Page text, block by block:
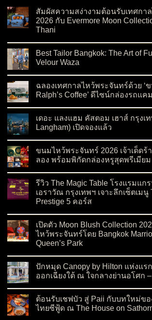
สัมผัสความสง่างามต้อนรับเทศกา
2026 กับ Evermore Moon
Thani
Best Tailor Bangkok: The Art of
Velour Waza
ฉลองเทศกาลไหว้พระจันทร์ด้วย ‘
Ralph’s Coffee’ ดีไซน์กล่องรถแ
เดอะ แลงแฮม คัสตอม เฮาส์ กรุงเ
Langham) เปิดจองแล้ว
ขนมไหว้พระจันทร์ 2026 เจ้าเด็ดร้
ลอง พร้อมพิกัดกล่องหรูสุดพรีเมียม
รีวิว The Magic Table โรงแรมแก
เอราวัณ กรุงเทพฯ เจาะลึกเซ็ตเมนู
Prestige 5 คอร์ส
เปิดตัว Moon Blush Collection
ไหว้พระจันทร์โดย Bangkok
Queen’s Park
ปักหมุด Canopy by Hilton แห่งแร
ออกเฉียงใต้ ณ ใจกลางย่านอโศก
ต้อนรับเชฟบัว สู่ Paii กับบทใหม่ขอ
ไทยซีฟู้ด ณ The House on